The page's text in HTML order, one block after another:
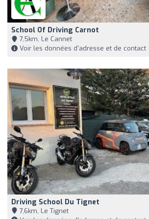
School Of Driving Carnot
7,5km, Le Cannet
Voir les données d'adresse et de contact
Driving School Du Tignet
7,6km, Le Tignet